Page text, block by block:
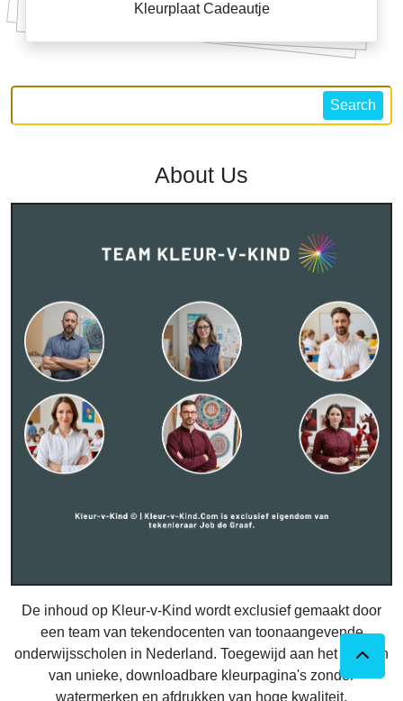
Kleurplaat Cadeautje
Search
About Us
De inhoud op Kleur-v-Kind wordt exclusief gemaakt door
een team van tekendocenten van toonaangevende
onderwijsscholen in Nederland. Toegewijd aan het leveren
van unieke, downloadbare kleurpagina's zonder
watermerken en afdrukken van hoge kwaliteit.